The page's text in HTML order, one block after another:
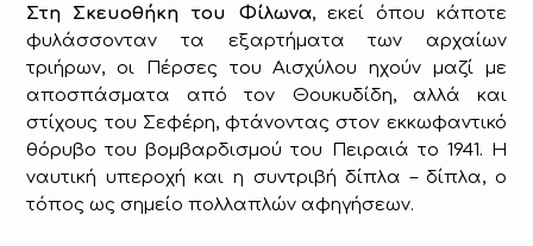
Στη Σκευοθήκη του Φίλωνα, εκεί όπου κάποτε
φυλάσσονταν τα εξαρτήματα των αρχαίων
τριήρων, οι Πέρσες του Αισχύλου ηχούν μαζί με
αποσπάσματα από τον Θουκυδίδη, αλλά και
στίχους του Σεφέρη, φτάνοντας στον εκκωφαντικό
θόρυβο του βομβαρδισμού του Πειραιά το 1941. Η
ναυτική υπεροχή και η συντριβή δίπλα – δίπλα, ο
τόπος ως σημείο πολλαπλών αφηγήσεων.